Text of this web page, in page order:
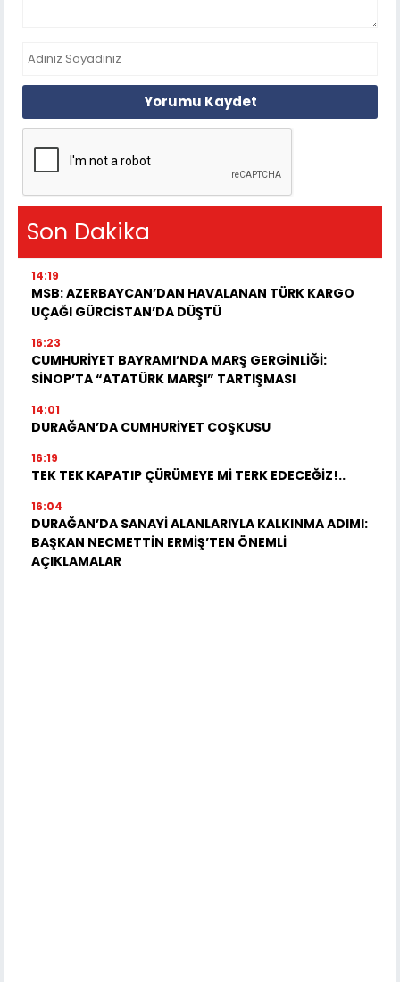
Yorumu Kaydet
Son Dakika
14:19
MSB: AZERBAYCAN’DAN HAVALANAN TÜRK KARGO
UÇAĞI GÜRCİSTAN’DA DÜŞTÜ
16:23
CUMHURİYET BAYRAMI’NDA MARŞ GERGİNLİĞİ:
SİNOP’TA “ATATÜRK MARŞI” TARTIŞMASI
14:01
DURAĞAN’DA CUMHURİYET COŞKUSU
16:19
TEK TEK KAPATIP ÇÜRÜMEYE Mİ TERK EDECEĞİZ!..
16:04
DURAĞAN’DA SANAYİ ALANLARIYLA KALKINMA ADIMI:
BAŞKAN NECMETTİN ERMİŞ’TEN ÖNEMLİ
AÇIKLAMALAR